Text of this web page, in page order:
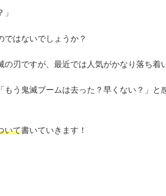
ではないでしょうか？
刃ですが、最近では人気がかなり落ち着
う鬼滅ブームは去った？早くない？」と
いて書いていきます！